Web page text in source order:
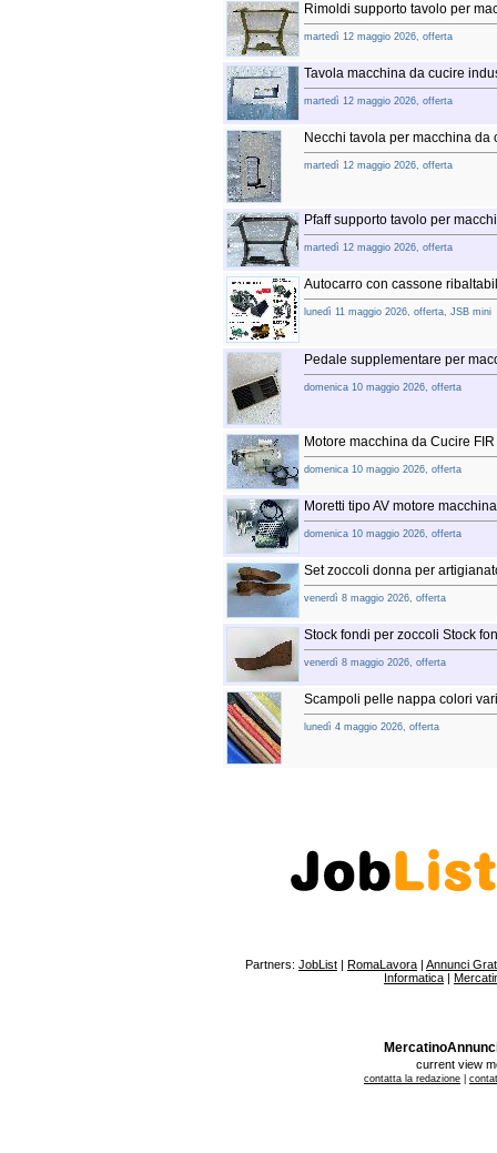
Rimoldi supporto tavolo per
martedì 12 maggio 2026, offerta
Tavola macchina da cucire
martedì 12 maggio 2026, offerta
Necchi tavola per macchina da
martedì 12 maggio 2026, offerta
Pfaff supporto tavolo per
martedì 12 maggio 2026, offerta
Autocarro con cassone
lunedì 11 maggio 2026, offerta, JSB mini
Pedale supplementare per
domenica 10 maggio 2026, offerta
Motore macchina da Cucire
domenica 10 maggio 2026, offerta
Moretti tipo AV motore
domenica 10 maggio 2026, offerta
Set zoccoli donna per
venerdì 8 maggio 2026, offerta
Stock fondi per zoccoli Stock
venerdì 8 maggio 2026, offerta
Scampoli pelle nappa colori
lunedì 4 maggio 2026, offerta
Partners: JobList | RomaLavora | Annunci
Informatica |
current view
contatta la redazione